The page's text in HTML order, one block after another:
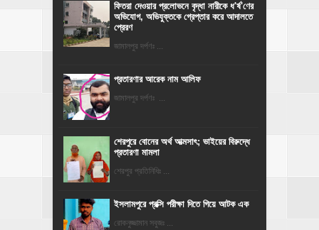
ফিতরা দেওয়ার প্রলোভনে বৃদ্ধা নারীকে ধ'র্ষ'ণের
অভিযোগ, অভিযুক্তকে গ্রেপ্তার করে আদালতে
প্রেরণ
জামালপুর দর্পণঃ ...
প্রতারণার আরেক নাম আলিফ
জামালপুর দর্পণঃ ...
শেরপুরে বোনের অর্থ আত্মসাৎ; ভাইয়ের বিরুদ্ধে
প্রতারণা মামলা
শেরপুর প্রতিনিধিঃ ...
ইসলামপুরে প্রক্সি পরীক্ষা দিতে গিয়ে আটক এক
রোকনুজ্জামান সবুজঃ ...